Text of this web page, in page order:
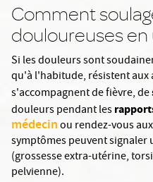
Comment
douloureuses en
Si les douleurs sont
qu'à l'habitude, résistent
s'accompagnent de fièvre, de
douleurs pendant les
médecinou rendez-vous
symptômes peuvent signaler
(grossesse extra-utérine,
pelvienne).